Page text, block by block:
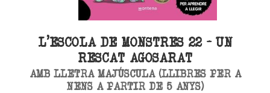
L'ESCOLA DE MONSTRES 22 - UN
RESCAT AGOSARAT
AMB LLETRA MAJÚSCULA (LLIBRES PER A
NENS A PARTIR DE 5 ANYS)